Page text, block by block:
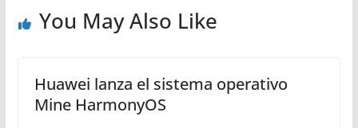
You May Also Like
Huawei lanza el sistema operativo
Mine HarmonyOS